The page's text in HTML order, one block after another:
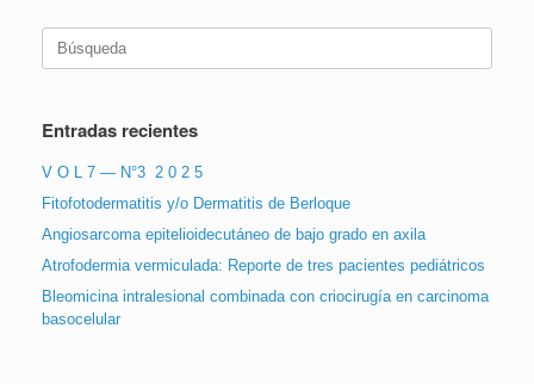
Entradas recientes
V O L 7 — N°3 2 0 2 5
Fitofotodermatitis y/o Dermatitis de Berloque
Angiosarcoma epitelioidecutáneo de bajo grado en axila
Atrofodermia vermiculada: Reporte de tres pacientes pediátricos
Bleomicina intralesional combinada con criocirugía en carcinoma
basocelular